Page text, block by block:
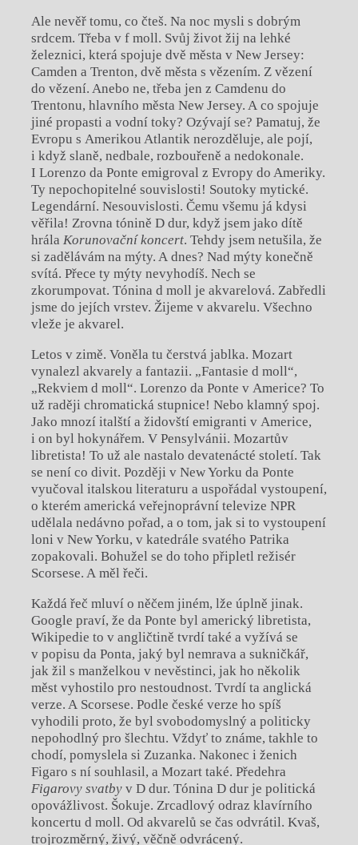
Ale nevěř tomu, co čteš. Na noc mysli s dobrým
srdcem. Třeba v f moll. Svůj život žij na lehké
železnici, která spojuje dvě města v New Jersey:
Camden a Trenton, dvě města s vězením. Z vězení
do vězení. Anebo ne, třeba jen z Camdenu do
Trentonu, hlavního města New Jersey. A co spojuje
jiné propasti a vodní toky? Ozývají se? Pamatuj, že
Evropu s Amerikou Atlantik nerozděluje, ale pojí,
i když slaně, nedbale, rozbouřeně a nedokonale.
I Lorenzo da Ponte emigroval z Evropy do Ameriky.
Ty nepochopitelné souvislosti! Soutoky mytické.
Legendární. Nesouvislosti. Čemu všemu já kdysi
věřila! Zrovna tónině D dur, když jsem jako dítě
hrála Korunovační koncert. Tehdy jsem netušila, že
si zadělávám na mýty. A dnes? Nad mýty konečně
svítá. Přece ty mýty nevyhodíš. Nech se
zkorumpovat. Tónina d moll je akvarelová. Zabředli
jsme do jejích vrstev. Žijeme v akvarelu. Všechno
vleže je akvarel.
Letos v zimě. Voněla tu čerstvá jablka. Mozart
vynalezl akvarely a fantazii. „Fantasie d moll“,
„Rekviem d moll“. Lorenzo da Ponte v Americe? To
už raději chromatická stupnice! Nebo klamný spoj.
Jako mnozí italští a židovští emigranti v Americe,
i on byl hokynářem. V Pensylvánii. Mozartův
libretista! To už ale nastalo devatenácté století. Tak
se není co divit. Později v New Yorku da Ponte
vyučoval italskou literaturu a uspořádal vystoupení,
o kterém americká veřejnoprávní televize NPR
udělala nedávno pořad, a o tom, jak si to vystoupení
loni v New Yorku, v katedrále svatého Patrika
zopakovali. Bohužel se do toho připletl režisér
Scorsese. A měl řeči.
Každá řeč mluví o něčem jiném, lže úplně jinak.
Google praví, že da Ponte byl americký libretista,
Wikipedie to v angličtině tvrdí také a vyžívá se
v popisu da Ponta, jaký byl nemrava a sukničkář,
jak žil s manželkou v nevěstinci, jak ho několik
měst vyhostilo pro nestoudnost. Tvrdí ta anglická
verze. A Scorsese. Podle české verze ho spíš
vyhodili proto, že byl svobodomyslný a politicky
nepohodlný pro šlechtu. Vždyť to známe, takhle to
chodí, pomyslela si Zuzanka. Nakonec i ženich
Figaro s ní souhlasil, a Mozart také. Předehra
Figarovy svatbyv D dur. Tónina D dur je politická
opovážlivost. Šokuje. Zrcadlový odraz klavírního
koncertu d moll. Od akvarelů se čas odvrátil. Kvaš,
trojrozměrný, živý, věčně odvrácený.